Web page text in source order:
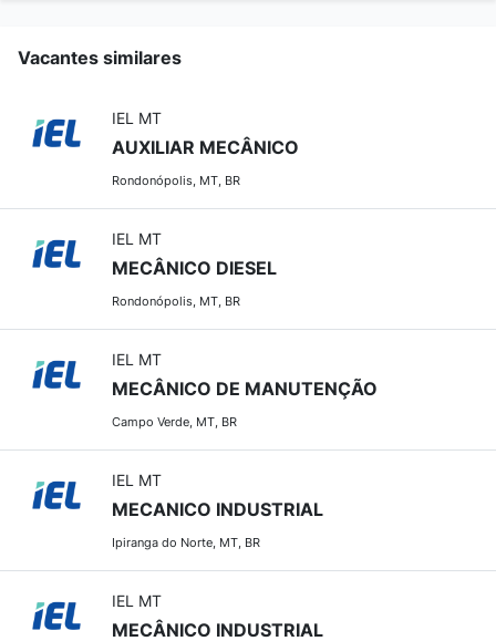
Vacantes similares
IEL MT
AUXILIAR MECÂNICO
Rondonópolis, MT, BR
IEL MT
MECÂNICO DIESEL
Rondonópolis, MT, BR
IEL MT
MECÂNICO DE MANUTENÇÃO
Campo Verde, MT, BR
IEL MT
MECANICO INDUSTRIAL
Ipiranga do Norte, MT, BR
IEL MT
MECÂNICO INDUSTRIAL